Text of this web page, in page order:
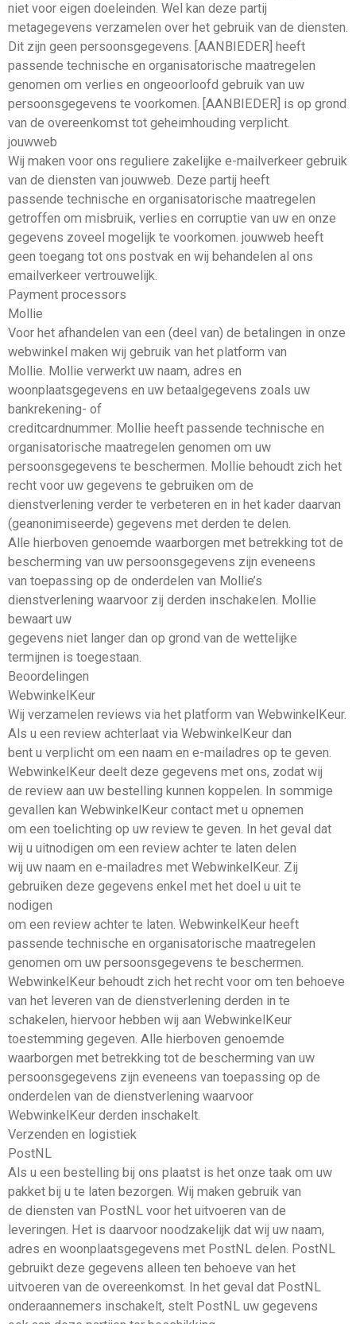
niet voor eigen doeleinden. Wel kan deze partij
metagegevens verzamelen over het gebruik van de diensten.
Dit zijn geen persoonsgegevens. [AANBIEDER] heeft
passende technische en organisatorische maatregelen
genomen om verlies en ongeoorloofd gebruik van uw
persoonsgegevens te voorkomen. [AANBIEDER] is op grond
van de overeenkomst tot geheimhouding verplicht.
jouwweb
Wij maken voor ons reguliere zakelijke e-mailverkeer gebruik
van de diensten van jouwweb. Deze partij heeft
passende technische en organisatorische maatregelen
getroffen om misbruik, verlies en corruptie van uw en onze
gegevens zoveel mogelijk te voorkomen. jouwweb heeft
geen toegang tot ons postvak en wij behandelen al ons
emailverkeer vertrouwelijk.
Payment processors
Mollie
Voor het afhandelen van een (deel van) de betalingen in onze
webwinkel maken wij gebruik van het platform van
Mollie. Mollie verwerkt uw naam, adres en
woonplaatsgegevens en uw betaalgegevens zoals uw
bankrekening- of
creditcardnummer. Mollie heeft passende technische en
organisatorische maatregelen genomen om uw
persoonsgegevens te beschermen. Mollie behoudt zich het
recht voor uw gegevens te gebruiken om de
dienstverlening verder te verbeteren en in het kader daarvan
(geanonimiseerde) gegevens met derden te delen.
Alle hierboven genoemde waarborgen met betrekking tot de
bescherming van uw persoonsgegevens zijn eveneens
van toepassing op de onderdelen van Mollie’s
dienstverlening waarvoor zij derden inschakelen. Mollie
bewaart uw
gegevens niet langer dan op grond van de wettelijke
termijnen is toegestaan.
Beoordelingen
WebwinkelKeur
Wij verzamelen reviews via het platform van WebwinkelKeur.
Als u een review achterlaat via WebwinkelKeur dan
bent u verplicht om een naam en e-mailadres op te geven.
WebwinkelKeur deelt deze gegevens met ons, zodat wij
de review aan uw bestelling kunnen koppelen. In sommige
gevallen kan WebwinkelKeur contact met u opnemen
om een toelichting op uw review te geven. In het geval dat
wij u uitnodigen om een review achter te laten delen
wij uw naam en e-mailadres met WebwinkelKeur. Zij
gebruiken deze gegevens enkel met het doel u uit te
nodigen
om een review achter te laten. WebwinkelKeur heeft
passende technische en organisatorische maatregelen
genomen om uw persoonsgegevens te beschermen.
WebwinkelKeur behoudt zich het recht voor om ten behoeve
van het leveren van de dienstverlening derden in te
schakelen, hiervoor hebben wij aan WebwinkelKeur
toestemming gegeven. Alle hierboven genoemde
waarborgen met betrekking tot de bescherming van uw
persoonsgegevens zijn eveneens van toepassing op de
onderdelen van de dienstverlening waarvoor
WebwinkelKeur derden inschakelt.
Verzenden en logistiek
PostNL
Als u een bestelling bij ons plaatst is het onze taak om uw
pakket bij u te laten bezorgen. Wij maken gebruik van
de diensten van PostNL voor het uitvoeren van de
leveringen. Het is daarvoor noodzakelijk dat wij uw naam,
adres en woonplaatsgegevens met PostNL delen. PostNL
gebruikt deze gegevens alleen ten behoeve van het
uitvoeren van de overeenkomst. In het geval dat PostNL
onderaannemers inschakelt, stelt PostNL uw gegevens